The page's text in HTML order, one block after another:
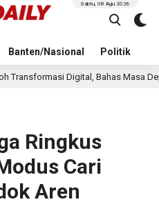
Banten/Nasional Politik
Sabtu, 08 Agu 2026
Digital, Bahas Masa Depan NU di
Ringkus
Cari
Aren